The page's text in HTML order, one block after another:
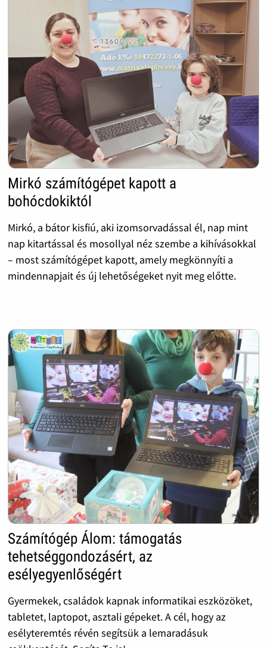
Mirkó számítógépet kapott a
bohócdokiktól
Mirkó, a bátor kisfiú, aki izomsorvadással él, nap mint
nap kitartással és mosollyal néz szembe a kihívásokkal
– most számítógépet kapott, amely megkönnyíti a
mindennapjait és új lehetőségeket nyit meg előtte.
Számítógép Álom: támogatás
tehetséggondozásért, az
esélyegyenlőségért
Gyermekek, családok kapnak informatikai eszközöket,
tabletet, laptopot, asztali gépeket. A cél, hogy az
esélyteremtés révén segítsük a lemaradásuk